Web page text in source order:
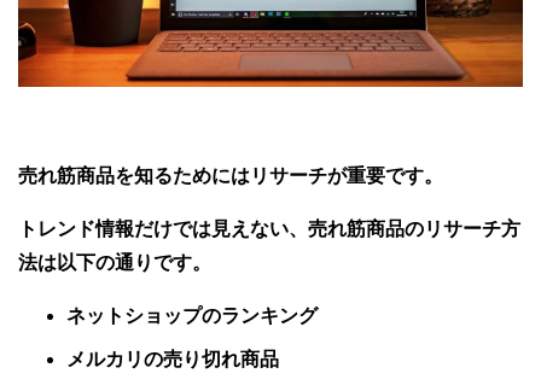
売れ筋商品を知るためにはリサーチが重要です。
トレンド情報だけでは見えない、売れ筋商品のリサーチ方
法は以下の通りです。
ネットショップのランキング
メルカリの売り切れ商品